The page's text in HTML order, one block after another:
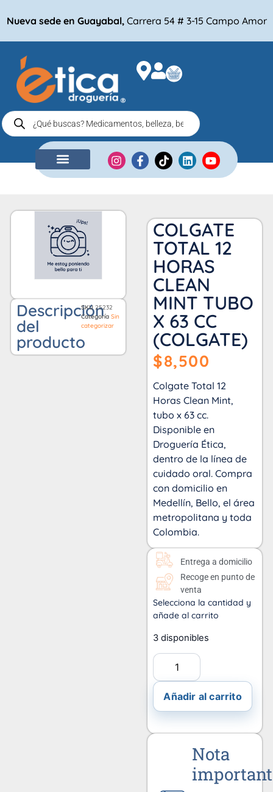
Nueva sede en Guayabal, Carrera 54 # 3-15 Campo Amor
Descripción
del
producto
SKU 25232
Categoría Sin
categorizar
COLGATE
TOTAL 12
HORAS
CLEAN
MINT TUBO
X 63 CC
(COLGATE)
$8,500
Colgate Total 12
Horas Clean Mint,
tubo x 63 cc.
Disponible en
Droguería Ética,
dentro de la línea de
cuidado oral. Compra
con domicilio en
Medellín, Bello, el área
metropolitana y toda
Colombia.
Entrega a domicilio
Recoge en punto de
venta
Selecciona la cantidad y
añade al carrito
3 disponibles
Añadir al carrito
Nota